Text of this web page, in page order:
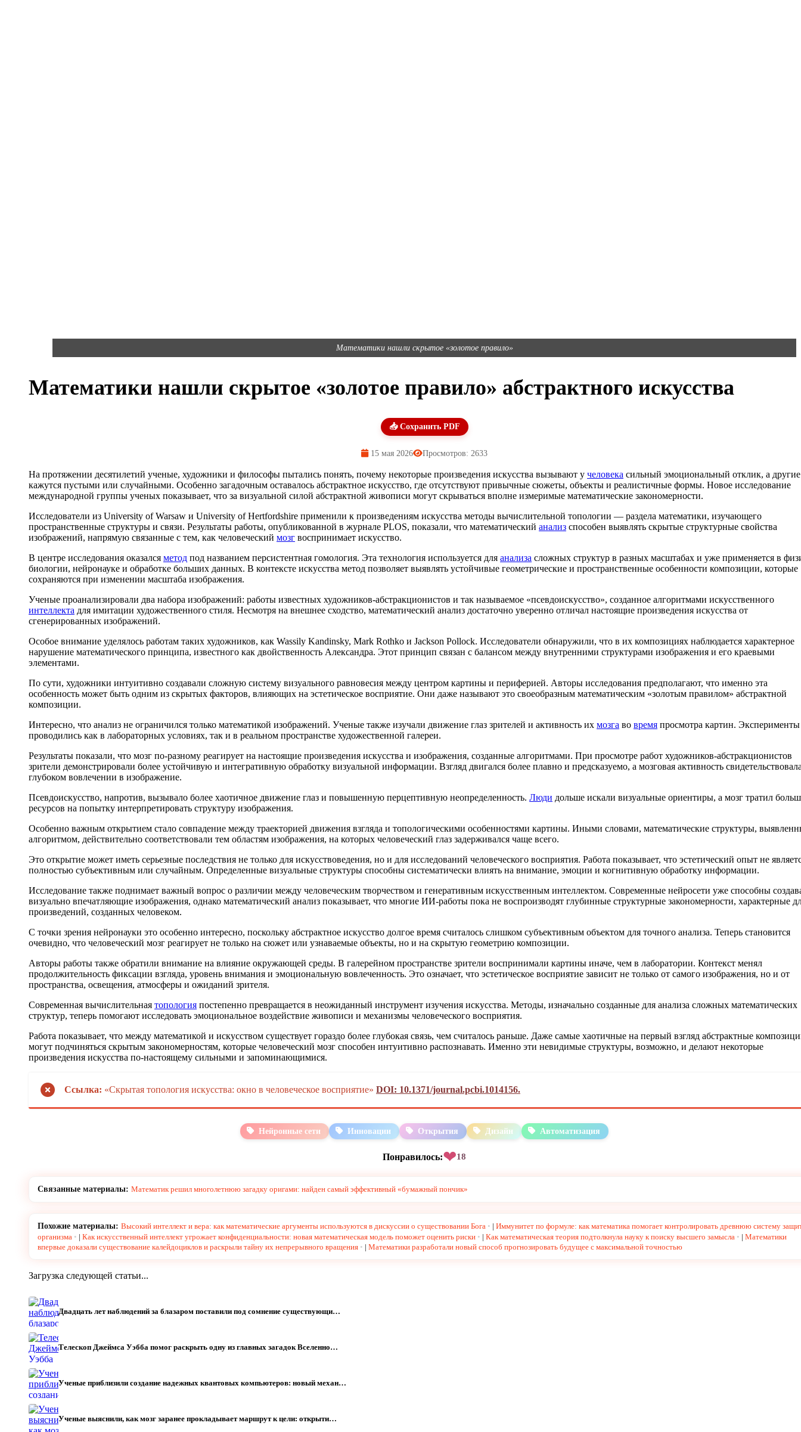
Математики нашли скрытое «золотое правило»
Математики нашли скрытое «золотое правило» абстрактного искусства
📥 Сохранить PDF
15 мая 2026 Просмотров: 2633
На протяжении десятилетий ученые, художники и философы пытались понять, почему некоторые произведения искусства вызывают у человека сильный эмоциональный отклик, а другие
кажутся пустыми или случайными. Особенно загадочным оставалось абстрактное искусство, где отсутствуют привычные сюжеты, объекты и реалистичные формы. Новое исследование
международной группы ученых показывает, что за визуальной силой абстрактной живописи могут скрываться вполне измеримые математические закономерности.
Исследователи из University of Warsaw и University of Hertfordshire применили к произведениям искусства методы вычислительной топологии — раздела математики, изучающего
пространственные структуры и связи. Результаты работы, опубликованной в журнале PLOS, показали, что математический анализ способен выявлять скрытые структурные свойства
изображений, напрямую связанные с тем, как человеческий мозг воспринимает искусство.
В центре исследования оказался метод под названием персистентная гомология. Эта технология используется для анализа сложных структур в разных масштабах и уже применяется в
биологии, нейронауке и обработке больших данных. В контексте искусства метод позволяет выявлять устойчивые геометрические и пространственные особенности композиции, которые
сохраняются при изменении масштаба изображения.
Ученые проанализировали два набора изображений: работы известных художников-абстракционистов и так называемое «псевдоискусство», созданное алгоритмами искусственного
интеллекта для имитации художественного стиля. Несмотря на внешнее сходство, математический анализ достаточно уверенно отличал настоящие произведения искусства от
сгенерированных изображений.
Особое внимание уделялось работам таких художников, как Wassily Kandinsky, Mark Rothko и Jackson Pollock. Исследователи обнаружили, что в их композициях наблюдается характерное
нарушение математического принципа, известного как двойственность Александра. Этот принцип связан с балансом между внутренними структурами изображения и его краевыми
элементами.
По сути, художники интуитивно создавали сложную систему визуального равновесия между центром картины и периферией. Авторы исследования предполагают, что именно эта
особенность может быть одним из скрытых факторов, влияющих на эстетическое восприятие. Они даже называют это своеобразным математическим «золотым правилом» абстрактной
композиции.
Интересно, что анализ не ограничился только математикой изображений. Ученые также изучали движение глаз зрителей и активность их мозга во время просмотра картин. Эксперименты
проводились как в лабораторных условиях, так и в реальном пространстве художественной галереи.
Результаты показали, что мозг по-разному реагирует на настоящие произведения искусства и изображения, созданные алгоритмами. При просмотре работ художников-абстракционистов
зрители демонстрировали более устойчивую и интегративную обработку визуальной информации. Взгляд двигался более плавно и предсказуемо, а мозговая активность
глубоком вовлечении в изображение.
Псевдоискусство, напротив, вызывало более хаотичное движение глаз и повышенную перцептивную неопределенность. Люди дольше искали визуальные ориентиры, а мозг тратил
ресурсов на попытку интерпретировать структуру изображения.
Особенно важным открытием стало совпадение между траекторией движения взгляда и топологическими особенностями картины. Иными словами, математические структуры,
алгоритмом, действительно соответствовали тем областям изображения, на которых человеческий глаз задерживался чаще всего.
Это открытие может иметь серьезные последствия не только для искусствоведения, но и для исследований человеческого восприятия. Работа показывает, что эстетический опыт не
полностью субъективным или случайным. Определенные визуальные структуры способны систематически влиять на внимание, эмоции и когнитивную обработку информации.
Исследование также поднимает важный вопрос о различии между человеческим творчеством и генеративным искусственным интеллектом. Современные нейросети уже способны
визуально впечатляющие изображения, однако математический анализ показывает, что многие ИИ-работы пока не воспроизводят глубинные структурные закономерности, характерные
произведений, созданных человеком.
С точки зрения нейронауки это особенно интересно, поскольку абстрактное искусство долгое время считалось слишком субъективным объектом для точного анализа. Теперь становится
очевидно, что человеческий мозг реагирует не только на сюжет или узнаваемые объекты, но и на скрытую геометрию композиции.
Авторы работы также обратили внимание на влияние окружающей среды. В галерейном пространстве зрители воспринимали картины иначе, чем в лаборатории. Контекст менял
продолжительность фиксации взгляда, уровень внимания и эмоциональную вовлеченность. Это означает, что эстетическое восприятие зависит не только от самого изображения, но и от
пространства, освещения, атмосферы и ожиданий зрителя.
Современная вычислительная топология постепенно превращается в неожиданный инструмент изучения искусства. Методы, изначально созданные для анализа сложных математических
структур, теперь помогают исследовать эмоциональное воздействие живописи и механизмы человеческого восприятия.
Работа показывает, что между математикой и искусством существует гораздо более глубокая связь, чем считалось раньше. Даже самые хаотичные на первый взгляд абстрактные
могут подчиняться скрытым закономерностям, которые человеческий мозг способен интуитивно распознавать. Именно эти невидимые структуры, возможно, и делают некоторые
произведения искусства по-настоящему сильными и запоминающимися.
Ссылка: «Скрытая топология искусства: окно в человеческое восприятие» DOI: 10.1371/journal.pcbi.1014156.
Нейронные сети Инновации Открытия Дизайн Автоматизация
Понравилось:❤18
Связанные материалы: Математик решил многолетнюю загадку оригами: найден самый эффективный «бумажный пончик»
Похожие материалы: Высокий интеллект и вера: как математические аргументы используются в дискуссии о существовании Бога | Иммунитет по формуле: как математика помогает контролировать древнюю систему
организма
| Как искусственный интеллект угрожает конфиденциальности: новая математическая модель поможет оценить риски | Как математическая теория подтолкнула науку к поиску высшего замысла | Математики
впервые доказали существование калейдоциклов и раскрыли тайну их непрерывного вращения
| Математики разработали новый способ прогнозировать будущее с максимальной точностью
Загрузка следующей статьи...
Двадцать лет наблюдений за блазаром поставили под сомнение существующи…
Телескоп Джеймса Уэбба помог раскрыть одну из главных загадок Вселенно…
Ученые приблизили создание надежных квантовых компьютеров: новый механ…
Ученые выяснили, как мозг заранее прокладывает маршрут к цели: открыти…